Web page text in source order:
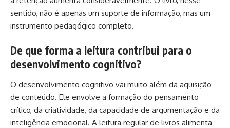
sentido, não é apenas um suporte de informação, mas um
instrumento pedagógico completo.
De que forma a leitura contribui para o
desenvolvimento cognitivo?
O desenvolvimento cognitivo vai muito além da aquisição
de conteúdo. Ele envolve a formação do pensamento
crítico, da criatividade, da capacidade de argumentação e da
inteligência emocional. A leitura regular de livros alimenta